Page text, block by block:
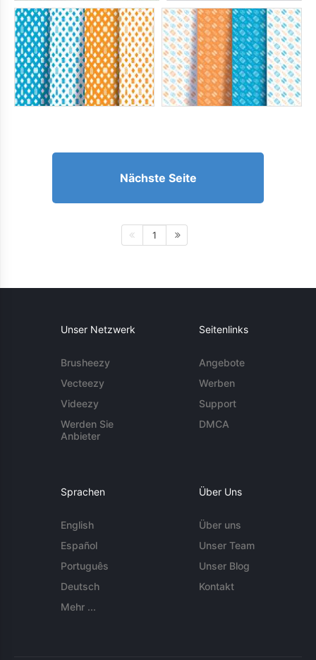
Nächste Seite
1
Unser Netzwerk
Brusheezy
Vecteezy
Videezy
Werden Sie
Anbieter
Seitenlinks
Angebote
Werben
Support
DMCA
Sprachen
English
Español
Português
Deutsch
Mehr ...
Über Uns
Über uns
Unser Team
Unser Blog
Kontakt